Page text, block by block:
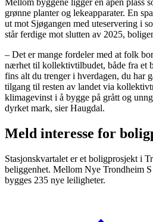
Mellom byggene ligger en åpen plass
grønne planter og lekeapparater. En
ut mot Sjøgangen med uteservering i
står ferdige mot slutten av 2025,
– Det er mange fordeler med at folk
nærhet til kollektivtilbudet, både fra et
fins alt du trenger i hverdagen, du har
tilgang til resten av landet via
klimagevinst i å bygge på grått og
dyrket mark, sier Haugdal.
Meld interesse for
Stasjonskvartalet er et boligprosjekt i
beliggenhet. Mellom Nye Trondheim
bygges 235 nye leiligheter.